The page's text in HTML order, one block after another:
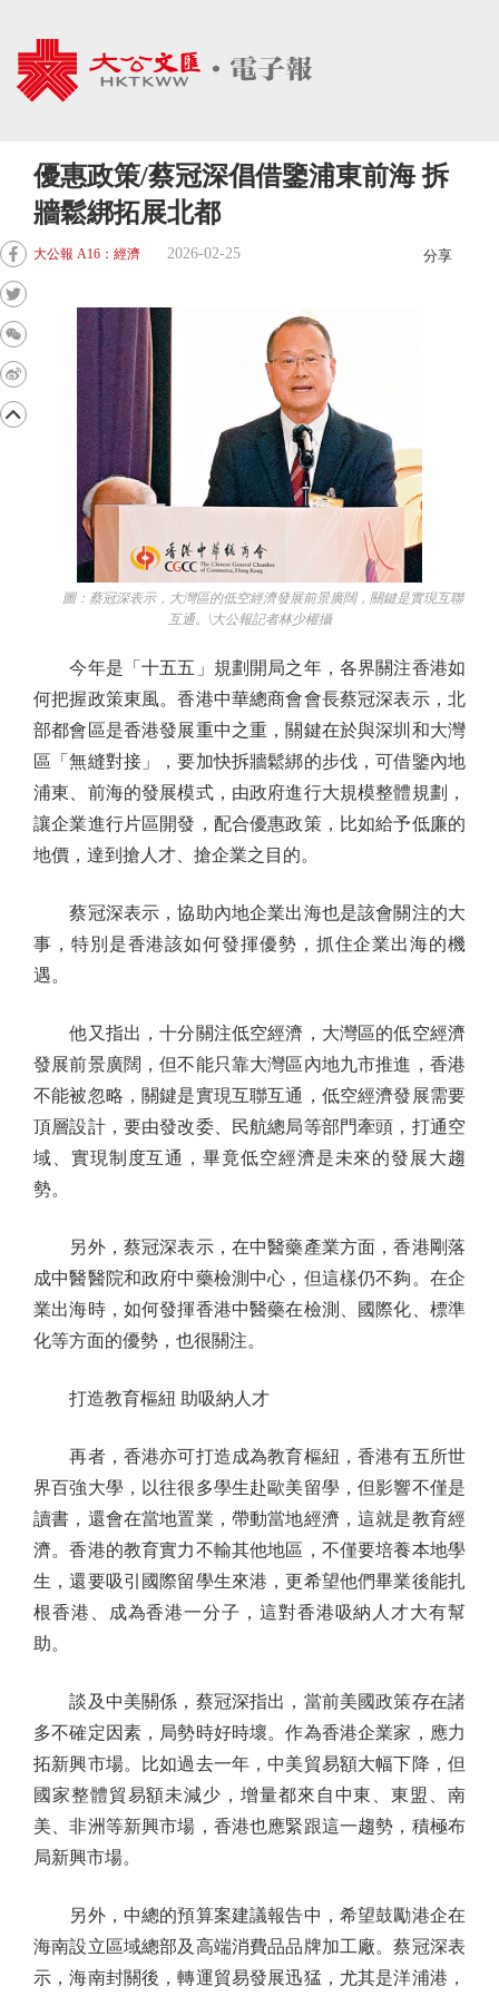
優惠政策/蔡冠深倡借鑒浦東前海 拆
牆鬆綁拓展北都
大公報 A16：經濟 2026-02-25 分享
圖：蔡冠深表示，大灣區的低空經濟發展前景廣闊，關鍵是實現互聯
互通。\大公報記者林少權攝
今年是「十五五」規劃開局之年，各界關注香港如
何把握政策東風。香港中華總商會會長蔡冠深表示，北
部都會區是香港發展重中之重，關鍵在於與深圳和大灣
區「無縫對接」，要加快拆牆鬆綁的步伐，可借鑒內地
浦東、前海的發展模式，由政府進行大規模整體規劃，
讓企業進行片區開發，配合優惠政策，比如給予低廉的
地價，達到搶人才、搶企業之目的。
蔡冠深表示，協助內地企業出海也是該會關注的大
事，特別是香港該如何發揮優勢，抓住企業出海的機
遇。
他又指出，十分關注低空經濟，大灣區的低空經濟
發展前景廣闊，但不能只靠大灣區內地九市推進，香港
不能被忽略，關鍵是實現互聯互通，低空經濟發展需要
頂層設計，要由發改委、民航總局等部門牽頭，打通空
域、實現制度互通，畢竟低空經濟是未來的發展大趨
勢。
另外，蔡冠深表示，在中醫藥產業方面，香港剛落
成中醫醫院和政府中藥檢測中心，但這樣仍不夠。在企
業出海時，如何發揮香港中醫藥在檢測、國際化、標準
化等方面的優勢，也很關注。
打造教育樞紐 助吸納人才
再者，香港亦可打造成為教育樞紐，香港有五所世
界百強大學，以往很多學生赴歐美留學，但影響不僅是
讀書，還會在當地置業，帶動當地經濟，這就是教育經
濟。香港的教育實力不輸其他地區，不僅要培養本地學
生，還要吸引國際留學生來港，更希望他們畢業後能扎
根香港、成為香港一分子，這對香港吸納人才大有幫
助。
談及中美關係，蔡冠深指出，當前美國政策存在諸
多不確定因素，局勢時好時壞。作為香港企業家，應力
拓新興市場。比如過去一年，中美貿易額大幅下降，但
國家整體貿易額未減少，增量都來自中東、東盟、南
美、非洲等新興市場，香港也應緊跟這一趨勢，積極布
局新興市場。
另外，中總的預算案建議報告中，希望鼓勵港企在
海南設立區域總部及高端消費品品牌加工廠。蔡冠深表
示，海南封關後，轉運貿易發展迅猛，尤其是洋浦港，